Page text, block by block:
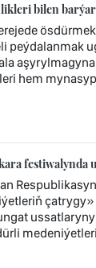
bilen
peýdalanmak
hem
festiwalynda